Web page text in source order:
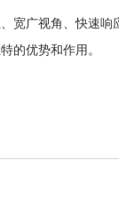
宽广视角、快速
的优势和作用。